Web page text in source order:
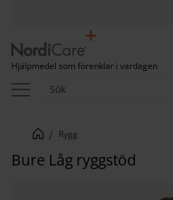
Hjälpmedel som förenklar i vardagen
Rygg
Bure Låg ryggstöd